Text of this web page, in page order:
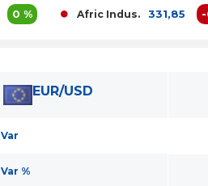
Afric Indus. 331,85 -0,02 %
EUR/USD
Var
Var %